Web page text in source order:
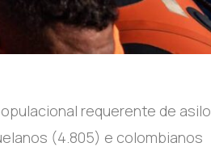
requerente de asilo
(4.805) e colombianos